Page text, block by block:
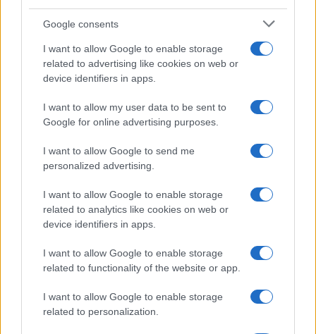
Google consents
I want to allow Google to enable storage
related to advertising like cookies on web or
device identifiers in apps.
I want to allow my user data to be sent to
Google for online advertising purposes.
I want to allow Google to send me
personalized advertising.
I want to allow Google to enable storage
related to analytics like cookies on web or
device identifiers in apps.
I want to allow Google to enable storage
related to functionality of the website or app.
I want to allow Google to enable storage
related to personalization.
NEWS